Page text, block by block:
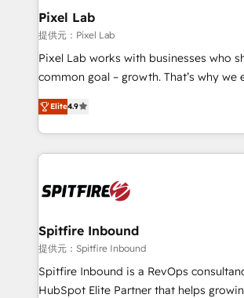
side to meet the specific demands of
and project. Dedicated HubSpot teams combine all
skills for HubSpot projects from
implementation and training. Skilled in-
complex API integrations with external
Working from several campuses across
such as Brussels Airport, Volvo,
Streamz and Michelin.
Pixel Lab
提供元：Pixel Lab
Pixel Lab works with businesses who
common goal – growth. That’s why we employ the
latest innovations in disruptive
approach to web design, sales
inbound marketing that deliver
growth for our client's businesses.
exactly where your marketing budget is
and overall revenue to a level not
traditional methods. If you’re a frustrated marketing
manager or business owner sick of
with generic agencies and their
Elite4.9
Spitfire Inbound
提供元：Spitfire Inbound
Spitfire Inbound is a RevOps
HubSpot Elite Partner that helps